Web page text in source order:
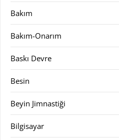
Bakım
Bakım-Onarım
Baskı Devre
Besin
Beyin Jimnastiği
Bilgisayar